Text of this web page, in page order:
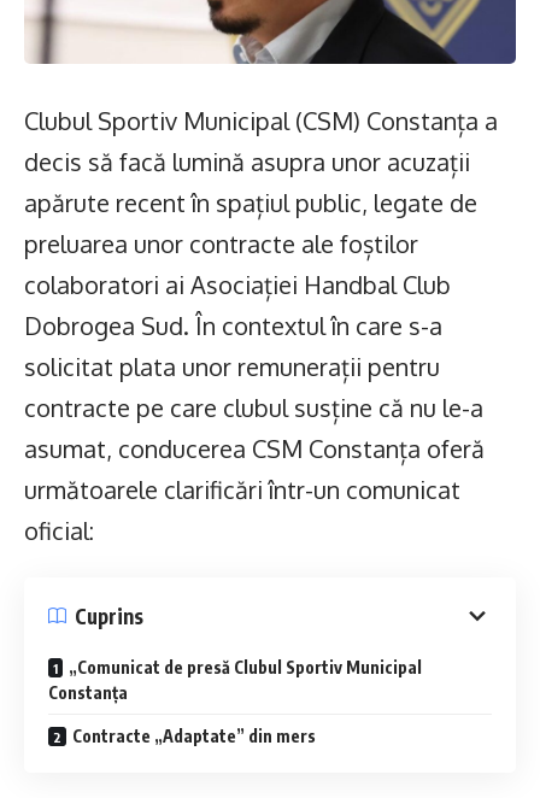
Clubul Sportiv Municipal (CSM) Constanța a
decis să facă lumină asupra unor acuzații
apărute recent în spațiul public, legate de
preluarea unor contracte ale foștilor
colaboratori ai Asociației Handbal Club
Dobrogea Sud. În contextul în care s-a
solicitat plata unor remunerații pentru
contracte pe care clubul susține că nu le-a
asumat, conducerea CSM Constanța oferă
următoarele clarificări într-un comunicat
oficial:
Cuprins
„Comunicat de presă Clubul Sportiv Municipal
Constanța
Contracte „Adaptate” din mers